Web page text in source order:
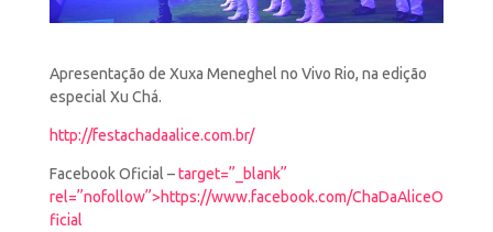
Apresentação de Xuxa Meneghel no Vivo Rio, na edição
especial Xu Chá.
http://festachadaalice.com.br/
Facebook Oficial –target=”_blank”
rel=”nofollow”>https://www.facebook.com/ChaDaAliceO
ficial